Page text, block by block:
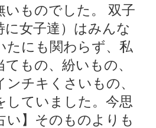
ものでした。
双子
に女子達）はみんな
たにも関わらず、私
もの、紛いもの、
チキくさいもの、
していました。今思
い】そのものよりも